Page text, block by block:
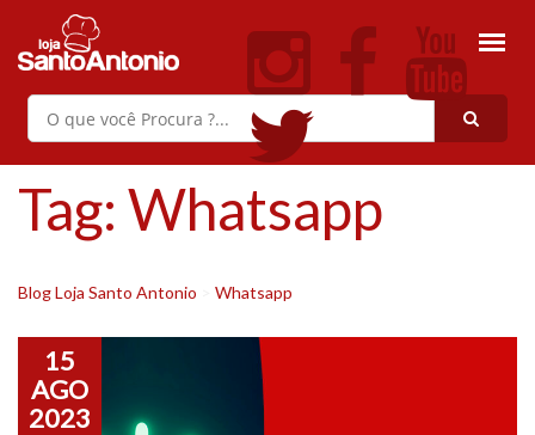
Tag: Whatsapp
Blog Loja Santo Antonio Whatsapp
15
AGO
2023